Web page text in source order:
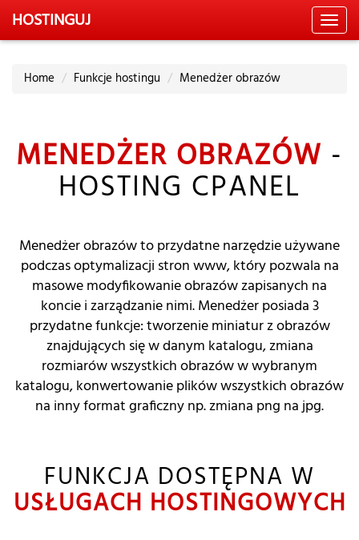
HOSTINGUJ
Home Funkcje hostingu Menedżer obrazów
MENEDŻER OBRAZÓW -
HOSTING CPANEL
Menedżer obrazów to przydatne narzędzie używane
podczas optymalizacji stron www, który pozwala na
masowe modyfikowanie obrazów zapisanych na
koncie i zarządzanie nimi. Menedżer posiada 3
przydatne funkcje: tworzenie miniatur z obrazów
znajdujących się w danym katalogu, zmiana
rozmiarów wszystkich obrazów w wybranym
katalogu, konwertowanie plików wszystkich obrazów
na inny format graficzny np. zmiana png na jpg.
FUNKCJA DOSTĘPNA W
USŁUGACH HOSTINGOWYCH